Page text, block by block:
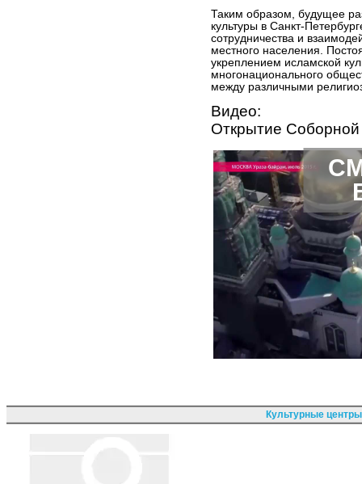
Таким образом, будущее
культуры в Санкт-
сотрудничества и
местного населения.
укреплением исламской
многонационального
между различными
Видео:
Открытие
Культурные